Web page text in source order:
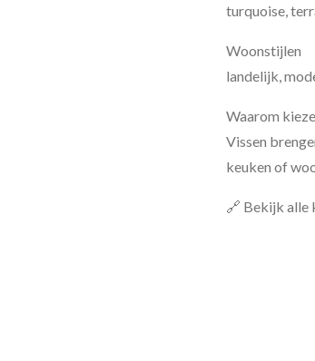
turquoise,
Woonstijlen
landelijk,
Waarom
Vissen
keuken of
🔗 Bekijk alle